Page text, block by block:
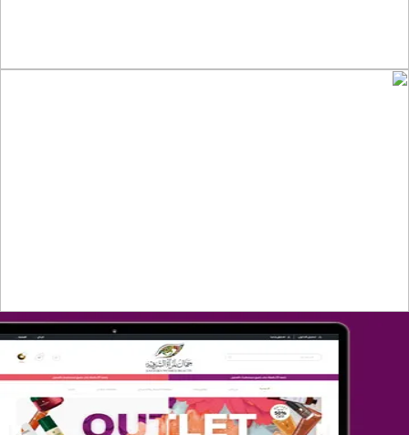
تصميم متجر جمال المرأة الشرقية